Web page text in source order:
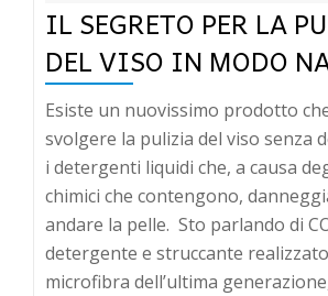
IL SEGRETO PER LA
DEL VISO IN MODO
Esiste un nuovissimo prodotto
svolgere la pulizia del viso senza
i detergenti liquidi che, a causa
chimici che contengono,
andare la pelle. Sto parlando di
detergente e struccante
microfibra dell’ultima